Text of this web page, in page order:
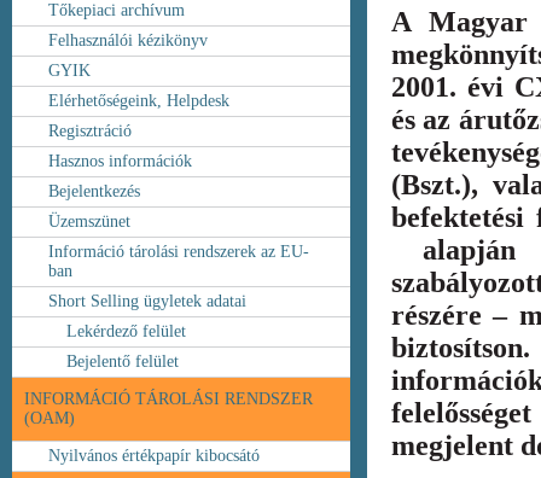
Tőkepiaci archívum
Felhasználói kézikönyv
GYIK
Elérhetőségeink, Helpdesk
Regisztráció
Hasznos információk
Bejelentkezés
Üzemszünet
Információ tárolási rendszerek az EU-
ban
Short Selling ügyletek adatai
Lekérdező felület
Bejelentő felület
INFORMÁCIÓ TÁROLÁSI RENDSZER
(OAM)
Nyilvános értékpapír kibocsátó
A Magyar
2001. évi
és az
(Bszt.),
alapján
részére –
megjelent